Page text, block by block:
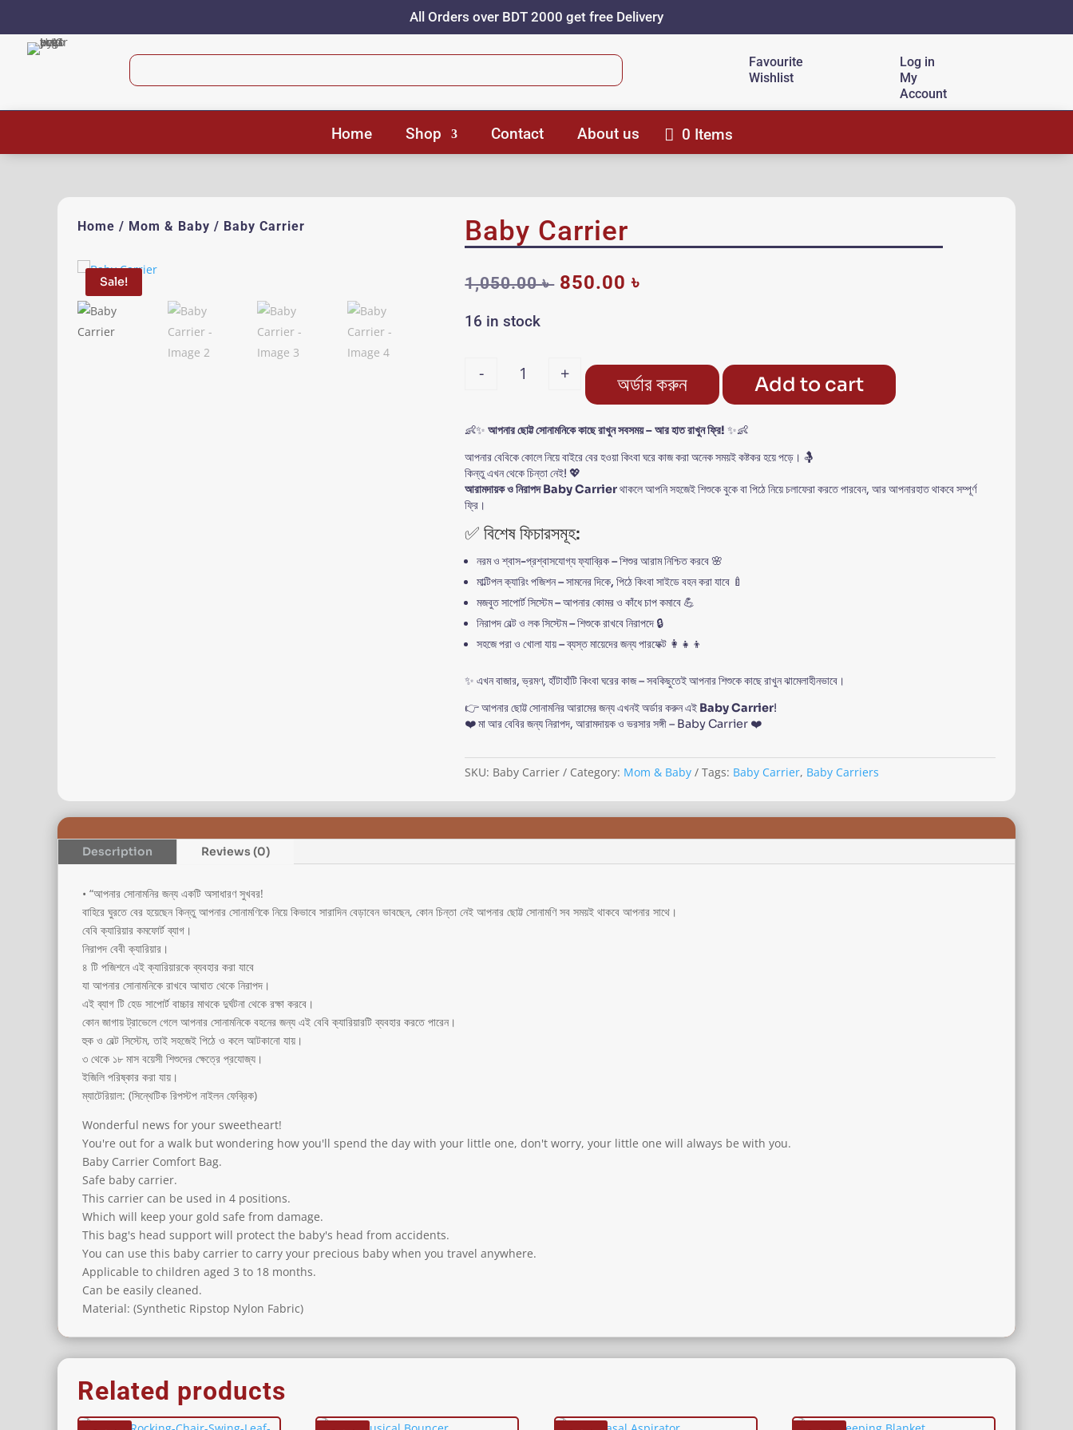
All Orders over BDT 2000 get free Delivery
Favourite
Wishlist
Log in
My
Account
Home Shop Contact About us 0 Items
Home / Mom & Baby / Baby Carrier
Sale!
Baby Carrier
1,050.00৳ Original
850.00৳
16 in stock
Quantity
- + অর্ডার করুন Add to cart
👶✨আপনারছোট্টসোনামনিকেকাছেরাখুনসবসময় –আরহাতরাখুনফ্রি! ✨👶
আপনার বেবিকে কোলে নিয়ে বাইরে বের হওয়া কিংবা ঘরে কাজ করা অনেক সময়ই কষ্টকর হয়ে পড়ে। 🤱
কিন্তু এখন থেকে চিন্তা নেই! 💖
আরামদায়কওনিরাপদ Baby Carrierথাকলে আপনি সহজেই শিশুকে বুকে বা পিঠে নিয়ে চলাফেরা করতে পারবেন, আর আপনারহাত থাকবে সম্পূর্ণ
ফ্রি।
✅ বিশেষ ফিচারসমূহ:
নরম ও শ্বাস-প্রশ্বাসযোগ্য ফ্যাব্রিক – শিশুর আরাম নিশ্চিত করবে 🌸
মাল্টিপল ক্যারিং পজিশন – সামনের দিকে, পিঠে কিংবা সাইডে বহন করা যাবে 🍼
মজবুত সাপোর্ট সিস্টেম – আপনার কোমর ও কাঁধে চাপ কমাবে 💪
নিরাপদ বেল্ট ও লক সিস্টেম – শিশুকে রাখবে নিরাপদে 🔒
সহজে পরা ও খোলা যায় – ব্যস্ত মায়েদের জন্য পারফেক্ট 👩‍👧‍👦
✨ এখন বাজার, ভ্রমণ, হাঁটাহাঁটি কিংবা ঘরের কাজ – সবকিছুতেই আপনার শিশুকে কাছে রাখুন ঝামেলাহীনভাবে।
👉 আপনার ছোট্ট সোনামনির আরামের জন্য এখনই অর্ডার করুন এই Baby Carrier!
❤️ মা আর বেবির জন্য নিরাপদ, আরামদায়ক ও ভরসার সঙ্গী – Baby Carrier ❤️
SKU: Baby Carrier Category: Mom & Baby Tags: Baby Carrier, Baby Carriers
Description Reviews (0)
• “আপনার সোনামনির জন্য একটি অসাধারণ সুখবর!
বাহিরে ঘুরতে বের হয়েছেন কিন্তু আপনার সোনামণিকে নিয়ে কিভাবে সারাদিন বেড়াবেন ভাবছেন, কোন চিন্তা নেই আপনার ছোট্ট সোনামণি সব সময়ই থাকবে আপনার সাথে।
বেবি ক্যারিয়ার কমফোর্ট ব্যাগ।
নিরাপদ বেবী ক্যারিয়ার।
৪ টি পজিশনে এই ক্যারিয়ারকে ব্যবহার করা যাবে
যা আপনার সোনামনিকে রাখবে আঘাত থেকে নিরাপদ।
এই ব্যাগ টি হেড সাপোর্ট বাচ্চার মাথকে দুর্ঘটনা থেকে রক্ষা করবে।
কোন জাগায় ট্রাভেলে গেলে আপনার সোনামনিকে বহনের জন্য এই বেবি ক্যারিয়ারটি ব্যবহার করতে পারেন।
হুক ও বেল্ট সিস্টেম, তাই সহজেই পিঠে ও কলে আটকানো যায়।
৩ থেকে ১৮ মাস বয়েসী শিশুদের ক্ষেত্রে প্রযোজ্য।
ইজিলি পরিষ্কার করা যায়।
ম্যাটেরিয়াল: (সিন্থেটিক রিপস্টপ নাইলন ফেব্রিক)
Wonderful news for your sweetheart!
You're out for a walk but wondering how you'll spend the day with your little one, don't worry, your little one will always be with you.
Baby Carrier Comfort Bag.
Safe baby carrier.
This carrier can be used in 4 positions.
Which will keep your gold safe from damage.
This bag's head support will protect the baby's head from accidents.
You can use this baby carrier to carry your precious baby when you travel anywhere.
Applicable to children aged 3 to 18 months.
Can be easily cleaned.
Material: (Synthetic Ripstop Nylon Fabric)
Related products